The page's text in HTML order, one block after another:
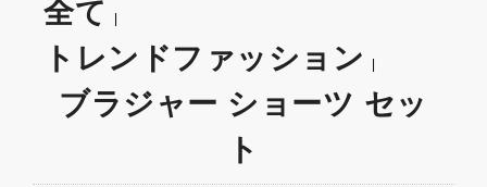
全て
トレンドファッション
ブラジャー ショーツ セッ
ト